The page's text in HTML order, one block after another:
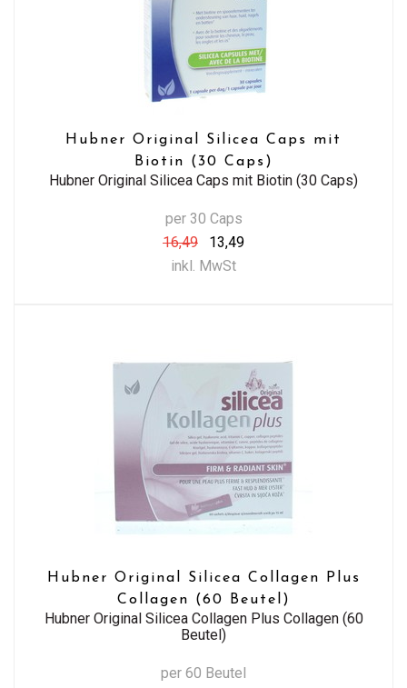
Hubner Original Silicea Caps mit
Biotin (30 Caps)
Hubner Original Silicea Caps mit Biotin (30 Caps)
per 30 Caps
16,49
13,49
inkl. MwSt
Hubner Original Silicea Collagen Plus
Collagen (60 Beutel)
Hubner Original Silicea Collagen Plus Collagen (60
Beutel)
per 60 Beutel